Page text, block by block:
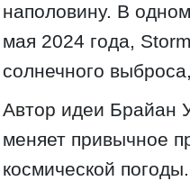
наполовину. В
мая 2024 года,
солнечного
Автор идеи Брайан
меняет привычное
космической